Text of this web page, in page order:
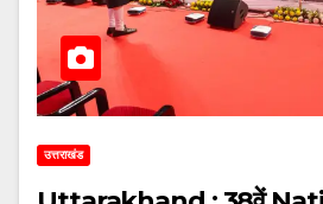
उत्तराखंड